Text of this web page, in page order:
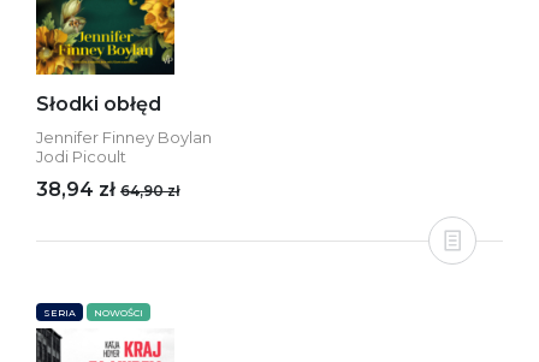
Słodki obłęd
Jennifer Finney Boylan
Jodi Picoult
38,94 zł 64,90 zł
SERIA NOWOŚCI